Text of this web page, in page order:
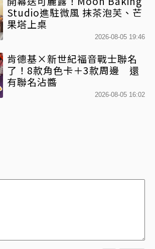
Studio進駐微風 抹茶泡芙、芒
果塔上桌
2026-08-05 19:46
肯德基×新世紀福音戰士聯名
了！8款角色卡＋3款周邊 還
有聯名沾醬
2026-08-05 16:02